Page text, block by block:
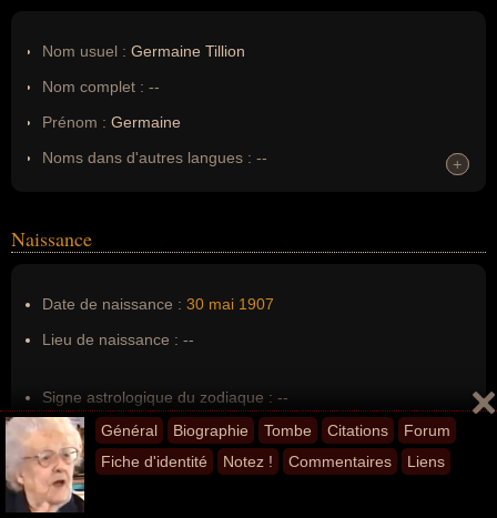
Général Biographie Tombe Citations
Forum
Fiche d'identité
Notez ! Commentaires Liens
Nom usuel : Germaine Tillion
Nom complet : --
Prénom : Germaine
Noms dans d'autres langues : --
Nom de famille :Tillion
+
+
Naissance
Date de naissance : 30 mai 1907
Lieu de naissance : --
Signe astrologique du zodiaque : --
Signe astrologique chinois : --
Décès